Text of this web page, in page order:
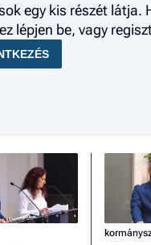
egy kis részét látja.
lépjen be, vagy